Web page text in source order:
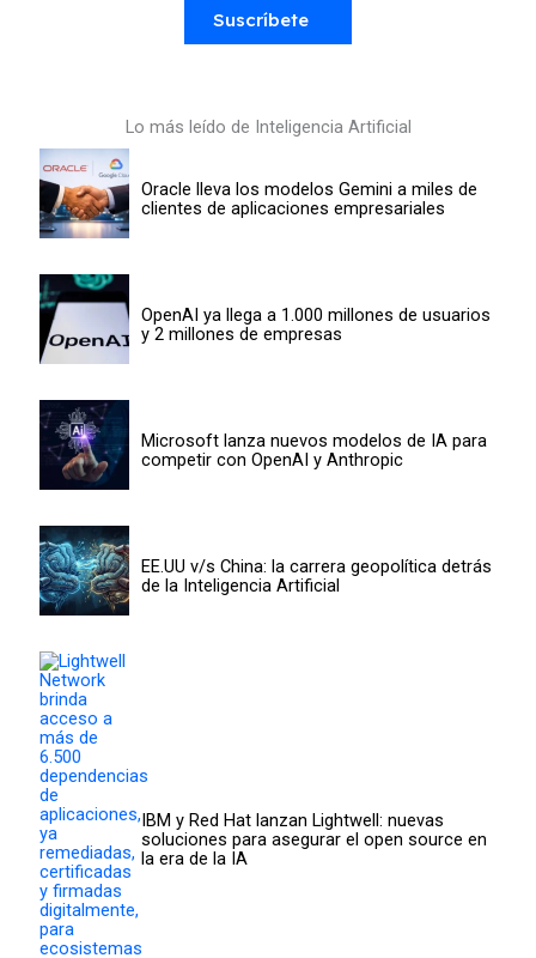
Suscríbete
Lo más leído de Inteligencia Artificial
Oracle lleva los modelos Gemini a miles de
clientes de aplicaciones empresariales
OpenAI ya llega a 1.000 millones de usuarios
y 2 millones de empresas
Microsoft lanza nuevos modelos de IA para
competir con OpenAI y Anthropic
EE.UU v/s China: la carrera geopolítica detrás
de la Inteligencia Artificial
IBM y Red Hat lanzan Lightwell: nuevas
soluciones para asegurar el open source en
la era de la IA